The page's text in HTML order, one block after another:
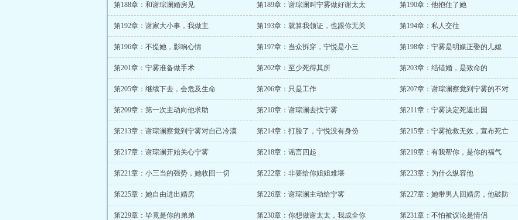
第188章：和谢琮澜婚房见 第189章：谢琮澜叫宁雾做好谢太太 第190章：他抱住了她
第192章：谢家大小事，我做主 第193章：就算我领证，也跟你无关 第194章：私人交往
第196章：不提她，影响心情 第197章：当众拆穿，宁悦是小三 第198章：宁雾是明媒正娶的儿媳
第201章：宁雾准备做手术 第202章：至少死得其所 第203章：结错婚，是致命的
第205章：继续下去，会危及生命 第206章：只是工作 第207章：谢琮澜察觉到宁雾的不对
第209章：第一次主动向他求助 第210章：谢琮澜去找宁雾 第211章：宁雾决定死遁出国
第213章：谢琮澜察觉到宁雾对自己冷漠 第214章：打脸了，宁悦没有身份 第215章：宁雾抢救无效，宣布死亡
第217章：谢琮澜开始关心宁雾 第218章：谣言四起 第219章：有我帮你，是你的福气
第221章：小三当的强势，她收回一切 第222章：非要给你姐姐难堪 第223章：为什么纵容他
第225章：她自由进出婚房 第226章：谢琮澜主动给宁雾 第227章：她带男人回婚房，他破防
第229章：毕竟是你的弟弟 第230章：你想做谢太太，我成全你 第231章：不怕被议论是情侣